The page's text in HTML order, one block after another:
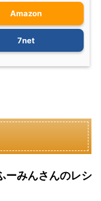
Amazon
7net
ーみんさんのレシ